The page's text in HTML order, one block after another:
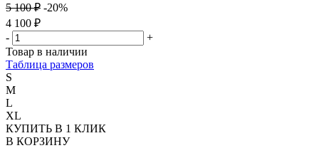
5 100 ₽ -20%
4 100 ₽
-
+
Товар в наличии
Таблица размеров
S
M
L
XL
КУПИТЬ В 1 КЛИК
В КОРЗИНУ